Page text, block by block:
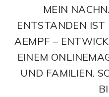
MEIN
ENTSTANDEN
AEMPF –
EINEM
UND FAMILIEN.